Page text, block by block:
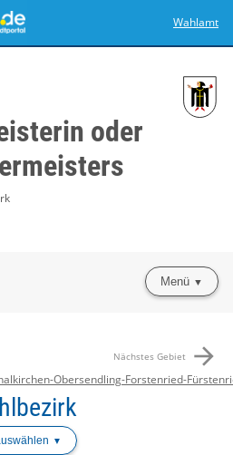
Wahlamt
oder
Menü
Nächstes Gebiet arrow_forward
Obersendling-Forstenried-